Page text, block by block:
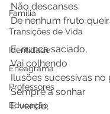
Família
Transições de Vida
Identidade
Eneagrama
Professores
Educação
Não descanses.
De nenhum fruto
E, nunca saciado,
Vai colhendo
Ilusões sucessivas no
Sempre a sonhar
E vendo,